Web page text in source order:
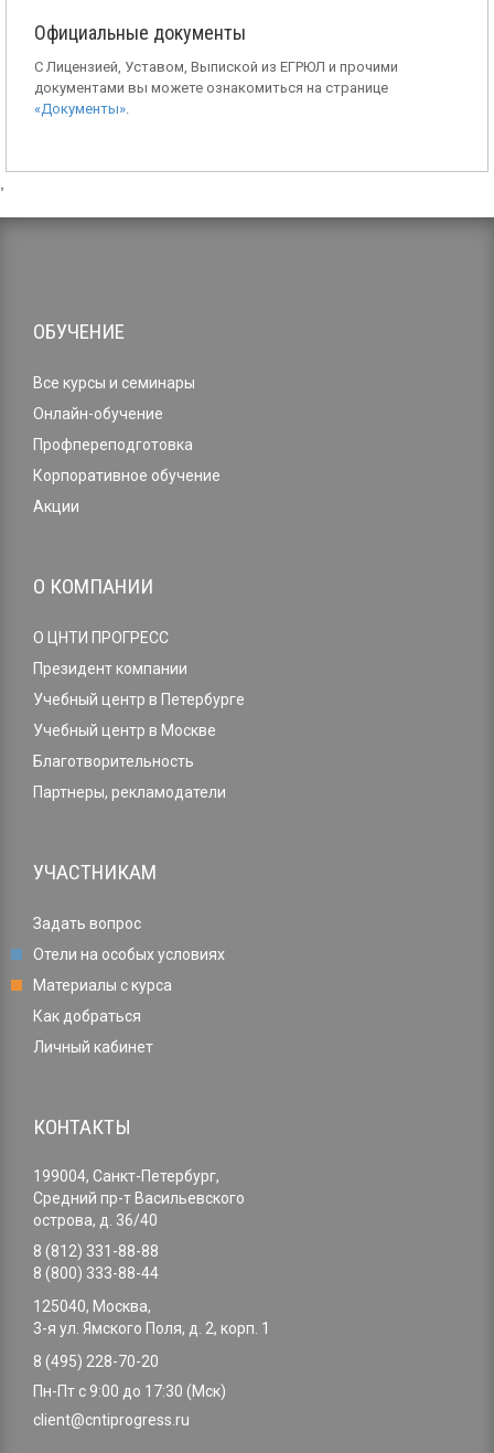
Официальные документы
С Лицензией, Уставом, Выпиской из ЕГРЮЛ и прочими
документами вы можете ознакомиться на странице
«Документы».
ОБУЧЕНИЕ
Все курсы и семинары
Онлайн-обучение
Профпереподготовка
Корпоративное обучение
Акции
О КОМПАНИИ
О ЦНТИ ПРОГРЕСС
Президент компании
Учебный центр в Петербурге
Учебный центр в Москве
Благотворительность
Партнеры, рекламодатели
УЧАСТНИКАМ
Задать вопрос
Отели на особых условиях
Материалы с курса
Как добраться
Личный кабинет
КОНТАКТЫ
199004, Санкт-Петербург,
Средний пр-т Васильевского
острова, д. 36/40
8 (812) 331-88-88
8 (800) 333-88-44
125040, Москва,
3-я ул. Ямского Поля, д. 2, корп. 1
8 (495) 228-70-20
Пн-Пт с 9:00 до 17:30 (Мск)
client@cntiprogress.ru